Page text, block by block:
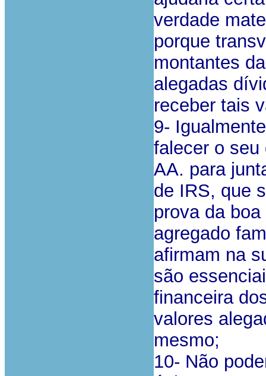
verdade
porque
montantes
alegadas
receber tais
9-
falecer o seu
AA. para
de IRS, que
prova da
agregado
afirmam na
são
financeira
valores
mesmo;
10- Não